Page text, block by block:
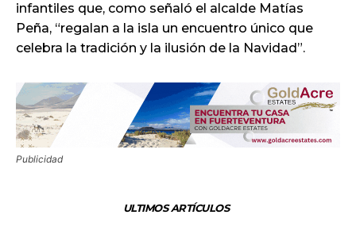
infantiles que, como señaló el alcalde Matías
Peña, “regalan a la isla un encuentro único que
celebra la tradición y la ilusión de la Navidad”.
Publicidad
ULTIMOS ARTÍCULOS